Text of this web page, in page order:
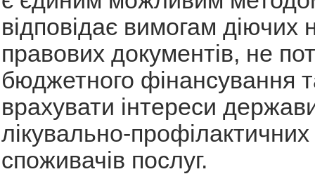
відповідає вимогам діючих
правових документів, не
бюджетного фінансування
врахувати інтереси
лікувально-профілактичних
споживачів послуг.